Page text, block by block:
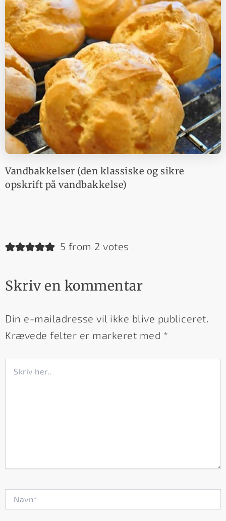
Vandbakkelser (den klassiske og sikre
opskrift på vandbakkelse)
5 from 2 votes
Skriv en kommentar
Din e-mailadresse vil ikke blive publiceret.
Krævede felter er markeret med *
her..